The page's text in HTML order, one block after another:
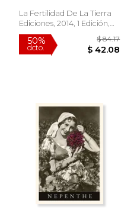
15%
dcto. $ 29.71
Tierra)
Bernadat,Sylvie
Hampikian
La Fertilidad De La Tierra
Ediciones, 2014, 1 Edición,
Tapa Blanda,